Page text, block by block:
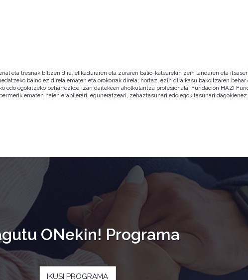
eta tresnak biltzen dira, elikaduraren eta zuraren balio-katearekin zein landaren eta
baino ez direla ematen eta orokorrak direla; hortaz, ezin dira kasu bakoitzaren
edo egokitzeko beharrezkoa izan daitekeen aholkularitza profesionala. Fundación HAZI
ematen haien erabilerari, eguneratzeari, zehaztasunari edo egokitasunari dagokienez.
ONekin! Programa
IKUSI PROGRAMA